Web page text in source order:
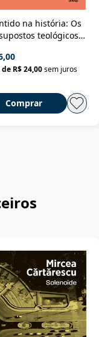
na história: Os
teológicos
de R$ 24,00 sem juros
Comprar